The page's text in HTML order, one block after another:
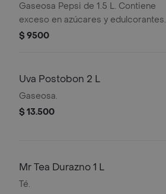
Gaseosa Pepsi de 1.5 L. Contiene
exceso en azúcares y edulcorantes.
$ 9500
Uva Postobon 2 L
Gaseosa.
$ 13.500
Mr Tea Durazno 1 L
Té.